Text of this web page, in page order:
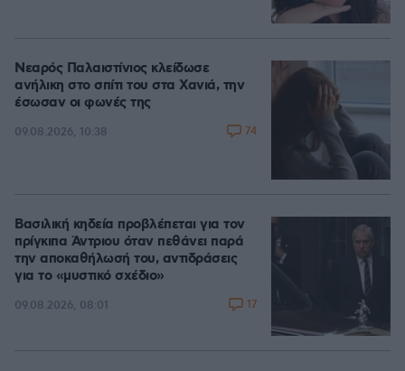
Νεαρός Παλαιστίνιος κλείδωσε
ανήλικη στο σπίτι του στα Χανιά, την
έσωσαν οι φωνές της
09.08.2026, 10:38 74
Βασιλική κηδεία προβλέπεται για τον
πρίγκιπα Άντριου όταν πεθάνει παρά
την αποκαθήλωσή του, αντιδράσεις
για το «μυστικό σχέδιο»
09.08.2026, 08:01 17